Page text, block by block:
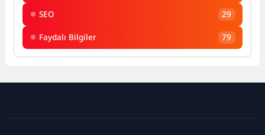
SEO 29
Faydalı Bilgiler 79